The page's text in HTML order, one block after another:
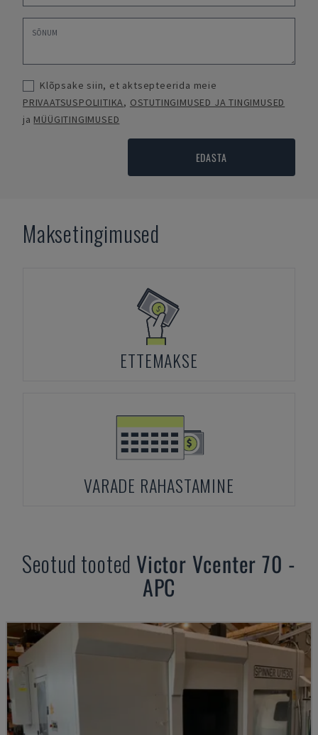
Klõpsake siin, et aktsepteerida meie
PRIVAATSUSPOLIITIKA, OSTUTINGIMUSED JA TINGIMUSED
ja MÜÜGITINGIMUSED
EDASTA
Maksetingimused
ETTEMAKSE
VARADE RAHASTAMINE
Seotud tooted Victor Vcenter 70 -
APC